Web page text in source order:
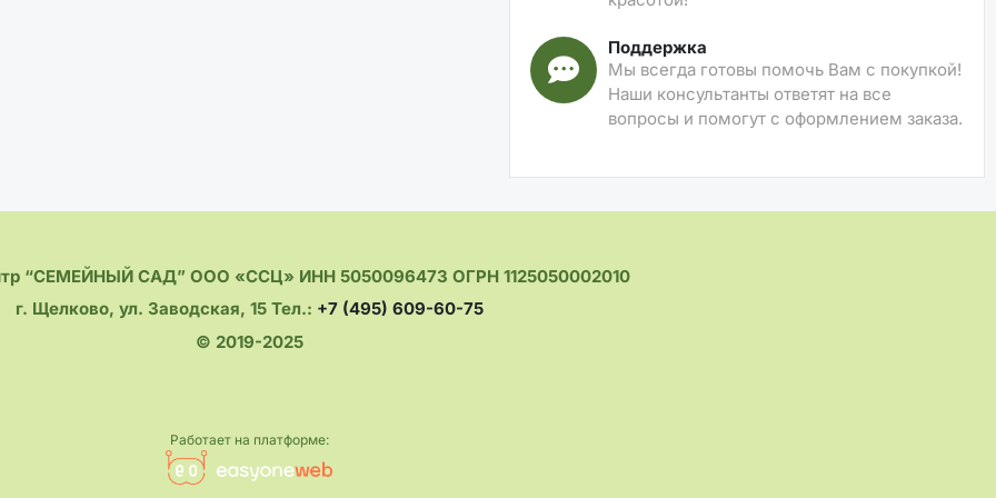
Поддержка
Мы всегда готовы помочь Вам с покупкой!
Наши консультанты ответят на все
вопросы и помогут с оформлением заказа.
“СЕМЕЙНЫЙ САД” ООО «ССЦ» ИНН 5050096473 ОГРН 1125050002010
г. Щелково, ул. Заводская, 15 Тел.: +7 (495) 609-60-75
© 2019-2025
Работает на платформе: